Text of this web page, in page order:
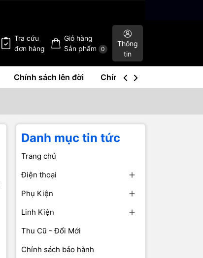
Tra cứu
đơn hàng
Giỏ hàng
Sản phẩm
0
Thông
tin
Chính sách lên đời Chính sách mua lại
Danh mục tin tức
Trang chủ
Điện thoại
Phụ Kiện
Linh Kiện
Thu Cũ - Đổi Mới
Chính sách bảo hành